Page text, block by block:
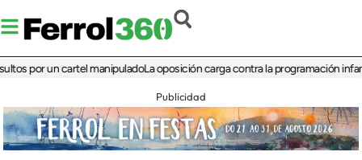
un cartel manipuladoLa oposición carga contra la programación infantil
Publicidad